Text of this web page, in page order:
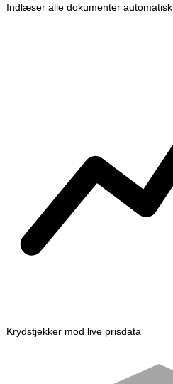
Indlæser alle dokumenter automatisk
Krydstjekker mod live prisdata